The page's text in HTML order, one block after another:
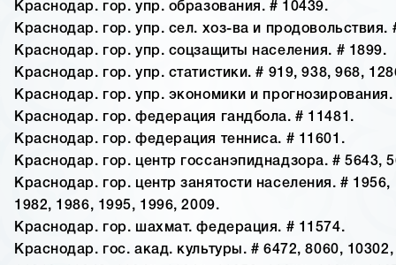
Краснодар. гор. упр. образования. # 10439.
Краснодар. гор. упр. сел. хоз-ва и продовольствия.
Краснодар. гор. упр. соцзащиты населения. # 1899.
Краснодар. гор. упр. статистики. # 919, 938, 968,
Краснодар. гор. упр. экономики и прогнозирования.
Краснодар. гор. федерация гандбола. # 11481.
Краснодар. гор. федерация тенниса. # 11601.
Краснодар. гор. центр госсанэпиднадзора. # 5643,
Краснодар. гор. центр занятости населения. # 1956,
1982, 1986, 1995, 1996, 2009.
Краснодар. гор. шахмат. федерация. # 11574.
Краснодар. гос. акад. культуры. # 6472, 8060,